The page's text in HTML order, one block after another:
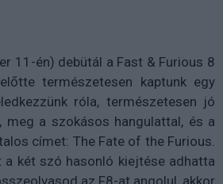
11-én) debütál a Fast & Furious 8
természetesen kaptunk egy
róla, természetesen jó
meg a szokásos hangulattal, és a
címet: The Fate of the Furious.
két szó hasonló kiejtése adhatta
az F8-at angolul, akkor